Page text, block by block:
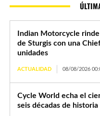
Indian Motorcycle
de Sturgis con una
unidades
ACTUALIDAD 08/08/2026
Cycle World echa el
seis décadas de historia